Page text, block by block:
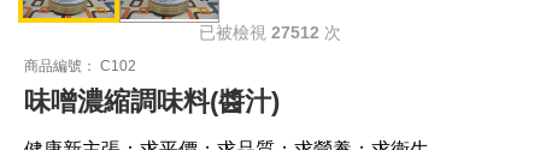
已被檢視 27512 次
商品編號： C102
味噌濃縮調味料(醬汁)